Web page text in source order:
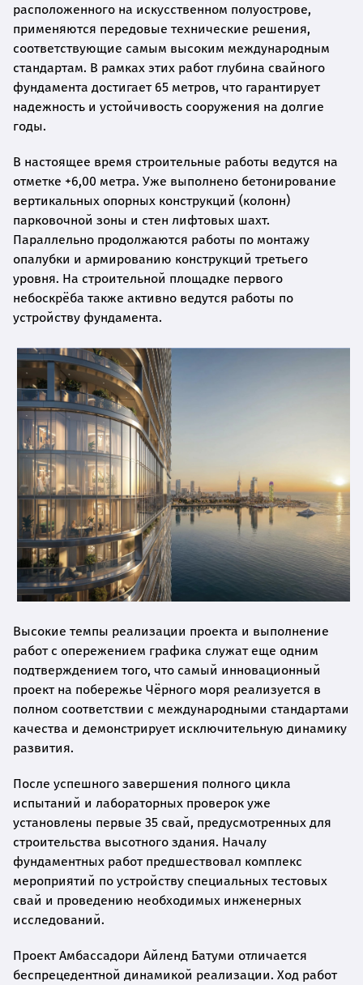
расположенного на искусственном полуострове,
применяются передовые технические решения,
соответствующие самым высоким международным
стандартам. В рамках этих работ глубина свайного
фундамента достигает 65 метров, что гарантирует
надежность и устойчивость сооружения на долгие
годы.
В настоящее время строительные работы ведутся на
отметке +6,00 метра. Уже выполнено бетонирование
вертикальных опорных конструкций (колонн)
парковочной зоны и стен лифтовых шахт.
Параллельно продолжаются работы по монтажу
опалубки и армированию конструкций третьего
уровня. На строительной площадке первого
небоскрёба также активно ведутся работы по
устройству фундамента.
Высокие темпы реализации проекта и выполнение
работ с опережением графика служат еще одним
подтверждением того, что самый инновационный
проект на побережье Чёрного моря реализуется в
полном соответствии с международными стандартами
качества и демонстрирует исключительную динамику
развития.
После успешного завершения полного цикла
испытаний и лабораторных проверок уже
установлены первые 35 свай, предусмотренных для
строительства высотного здания. Началу
фундаментных работ предшествовал комплекс
мероприятий по устройству специальных тестовых
свай и проведению необходимых инженерных
исследований.
Проект Амбассадори Айленд Батуми отличается
беспрецедентной динамикой реализации. Ход работ